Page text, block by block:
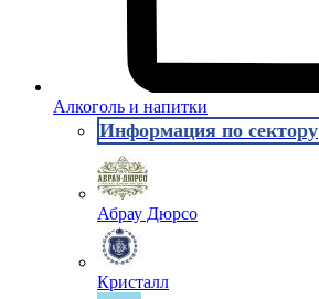
Алкоголь и напитки
Информация по сектору
Абрау Дюрсо
Кристалл